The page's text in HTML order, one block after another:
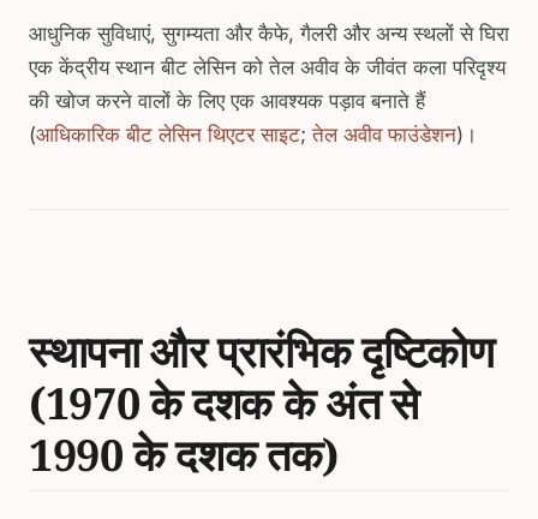
आधुनिक सुविधाएं, सुगम्यता और कैफे, गैलरी और अन्य स्थलों से घिरा
एक केंद्रीय स्थान बीट लेसिन को तेल अवीव के जीवंत कला परिदृश्य
की खोज करने वालों के लिए एक आवश्यक पड़ाव बनाते हैं
(आधिकारिक बीट लेसिन थिएटर साइट;तेल अवीव फाउंडेशन)।
स्थापना और प्रारंभिक दृष्टिकोण
(1970 के दशक के अंत से
1990 के दशक तक)